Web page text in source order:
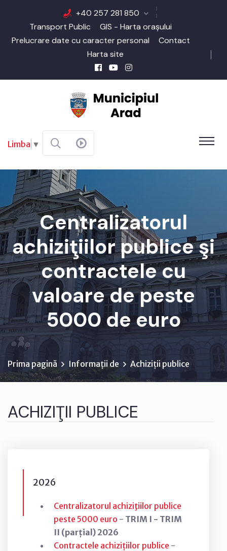
+40 257 281 850
Transport Public
GIS - Harta orașului
Prelucrare date cu caracter personal
Contact
Harta site
Limba ▼
Centralizatorul
achiziţiilor publice şi
contractele cu
valoare de peste
5000 de euro
Prima pagină Informații de Achiziții publice
ACHIZIŢII PUBLICE
2026
Centralizatorul achiziţiilor publice
peste 5000 euro - TRIM I - TRIM
II (parțial) 2026
Contractele achizițiilor publice -